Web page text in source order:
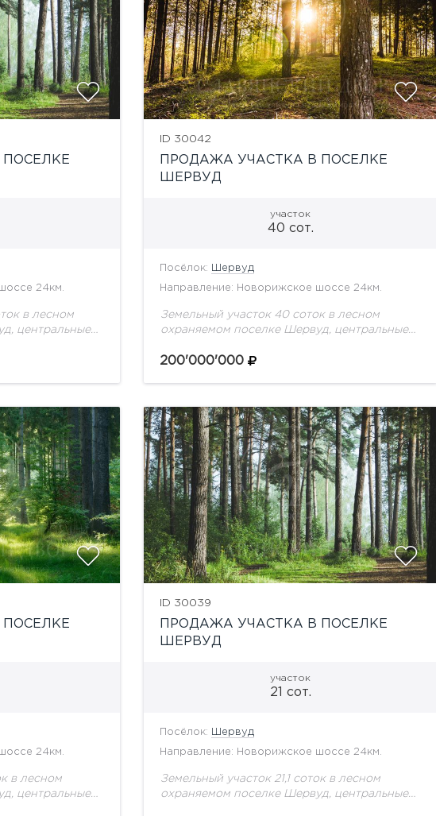
24км.
в лесном
центральные
ID 30042
ПРОДАЖА УЧАСТКА В ПОСЕЛКЕ
ШЕРВУД
участок
40 сот.
Посёлок: Шервуд
Направление: Новорижское шоссе 24км.
Земельный участок 40 соток в лесном
охраняемом поселке Шервуд, центральные
200'000'000
24км.
в лесном
центральные
ID 30039
ПРОДАЖА УЧАСТКА В ПОСЕЛКЕ
ШЕРВУД
участок
21 сот.
Посёлок: Шервуд
Направление: Новорижское шоссе 24км.
Земельный участок 21,1 соток в лесном
охраняемом поселке Шервуд, центральные